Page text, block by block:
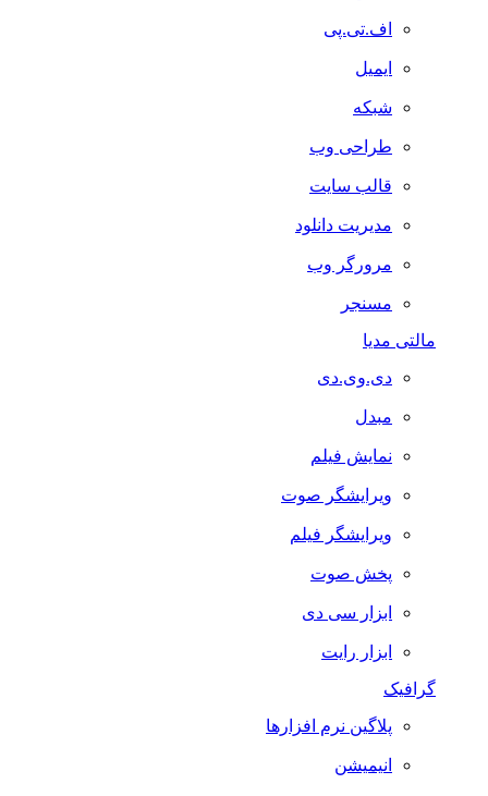
اف.تی.پی
ایمیل
شبکه
طراحی وب
قالب سایت
مدیریت دانلود
مرورگر وب
مسنجر
مالتی مدیا
دی.وی.دی
مبدل
نمایش فیلم
ویرایشگر صوت
ویرایشگر فیلم
پخش صوت
ابزار سی دی
ابزار رایت
گرافیک
پلاگین نرم افزارها
انیمیشن